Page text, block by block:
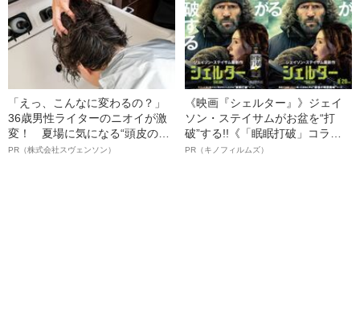
「えっ、こんなに変わるの？」
36歳男性ライターのニオイが激
変！ 夏場に気になる“頭皮のニ
オイ”や“ベタつき”を解消す
PR（株式会社スヴェンソン）
《映画『シェルター』》ジェイ
ソン・ステイサムがお盆を“打
破”する!!《「眠眠打破」コラ
ボ》
PR（キノフィルムズ）